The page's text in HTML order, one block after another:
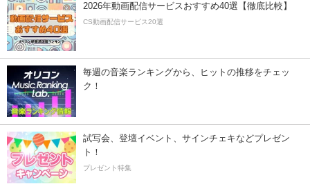
2026年動画配信サービスおすすめ40選【徹底比較】
CS動画配信サービス20選
毎週の音楽ランキングから、ヒットの推移をチェッ
ク！
試写会、登壇イベント、サインチェキなどプレゼン
ト！
プレゼント特集